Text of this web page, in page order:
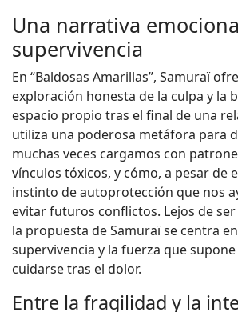
Una narrativa
supervivencia
En “Baldosas Amarillas”, Samuraï
exploración honesta de la culpa y la
espacio propio tras el final de una
utiliza una poderosa metáfora para
muchas veces cargamos con
vínculos tóxicos, y cómo, a pesar de
instinto de autoprotección que nos
evitar futuros conflictos. Lejos de
la propuesta de Samuraï se centra
supervivencia y la fuerza que
cuidarse tras el dolor.
Entre la fragilidad y la